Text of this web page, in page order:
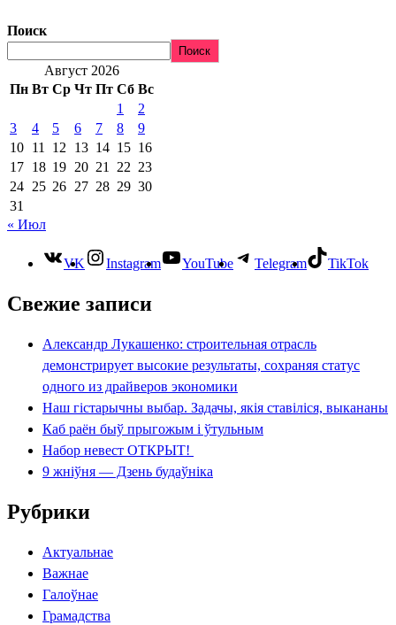
Поиск
Поиск
Август 2026
Пн Вт Ср Чт Пт Сб Вс
1
2
3
4 5 6 7 8
9
10 11 12 13 14 15 16
17 18 19 20 21 22 23
24 25 26 27 28 29 30
31
« Июл
VK Instagram YouTube Telegram TikTok
Свежие записи
Александр Лукашенко: строительная отрасль
демонстрирует высокие результаты, сохраняя статус
одного из драйверов экономики
Наш гістарычны выбар. Задачы, якія ставіліся, выкананы
Каб раён быў прыгожым і ўтульным
Набор невест ОТКРЫТ!
9 жніўня — Дзень будаўніка
Рубрики
Актуальнае
Важнае
Галоўнае
Грамадства